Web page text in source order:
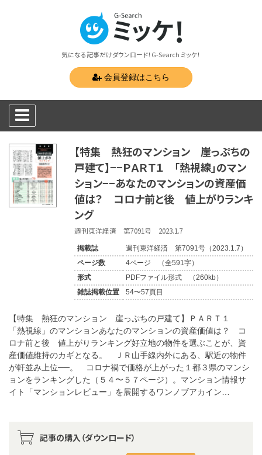
気になる記事だけダウンロード！G-Search ミッケ！
会員登録はこちら
【特集 熱狂のマンション 崖っぷちの
戸建て】−−ＰＡＲＴ１ 「熱視線」のマン
ション−−あなたのマンションの資産価
値は？ コロナ前と後 値上がりランキ
ング
週刊東洋経済 第7091号 2023.1.7
掲載誌
週刊東洋経済 第7091号（2023.1.7）
ページ数
4ページ （全591字）
形式
PDFファイル形式 （260kb）
雑誌掲載位置
54〜57頁目
【特集 熱狂のマンション 崖っぷちの戸建て】ＰＡＲＴ１
「熱視線」のマンションあなたのマンションの資産価値は？ コ
ロナ前と後 値上がりランキング好立地の物件を選ぶことが、資
産価値維持のカギとなる。 ＪＲ山手線内外にある、駅近の物件
が軒並み上位──。 コロナ禍で価格が上がった１都３県のマンシ
ョンをランキングした（５４〜５７ページ）。マンション情報サ
イト「マンションレビュー」を展開するワンノブアカイン…
記事の購入（ダウンロード）